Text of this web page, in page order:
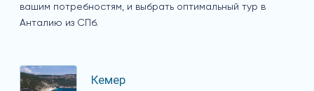
вашим потребностям, и выбрать оптимальный тур в
Анталию из СПб.
Кемер